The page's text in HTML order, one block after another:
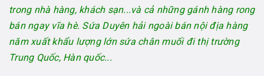
trong nhà hàng, khách sạn...và cả những gánh hàng rong
bán ngay vĩa hè. Sứa Duyên hải ngoài bán nội địa hàng
năm xuất khẩu lượng lớn sứa chân muối đi thị trường
Trung Quốc, Hàn quốc...